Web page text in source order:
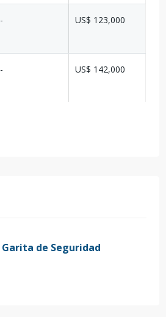
- US$ 123,000
- US$ 142,000
Garita de Seguridad